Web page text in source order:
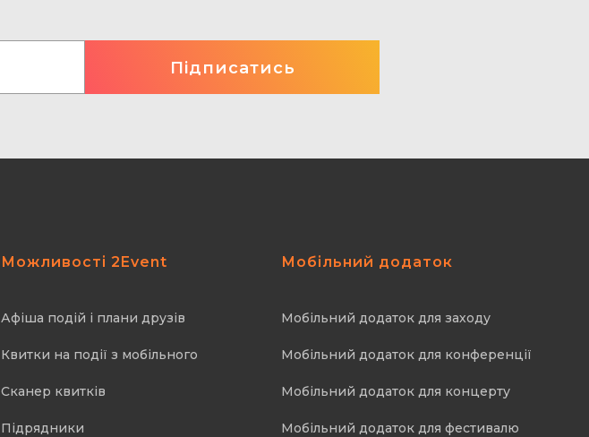
Можливості 2Event
Афіша подій і плани друзів
Квитки на події з мобільного
Cканер квитків
Підрядники
Мобільний додаток
Мобільний додаток для заходу
Мобільний додаток для конференції
Мобільний додаток для концерту
Мобільний додаток для фестивалю